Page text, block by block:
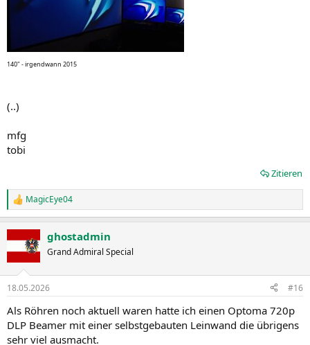
140" - irgendwann 2015
(..)
mfg
tobi
Zitieren
R
e
k
i
e
:
MagicEye04
ghostadmin
Grand Admiral Special
18.05.2026 #16
Als Röhren noch aktuell waren hatte ich einen Optoma 720p
DLP Beamer mit einer selbstgebauten Leinwand die übrigens
sehr viel ausmacht.